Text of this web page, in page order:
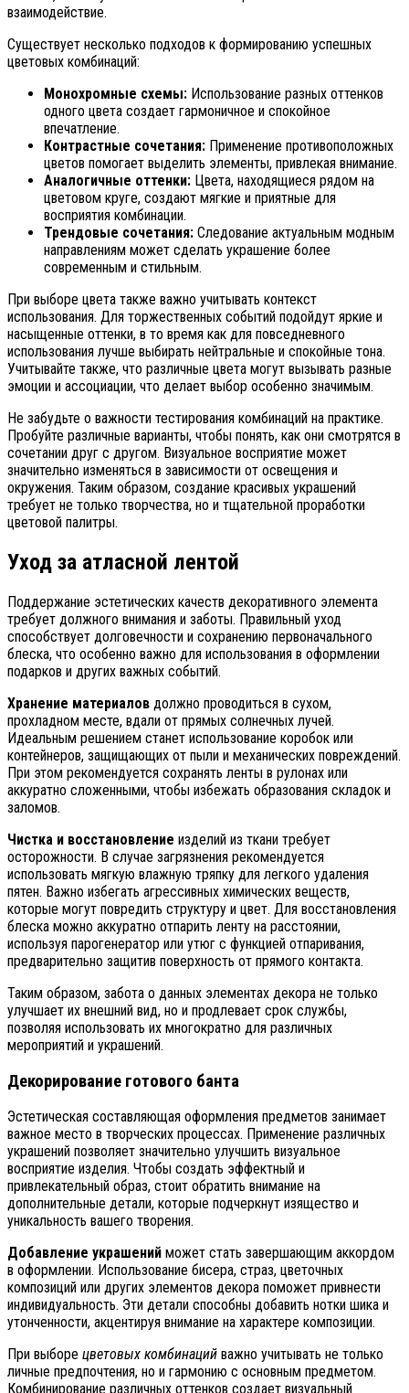
взаимодействие.
Существует несколько подходов к формированию успешных
цветовых комбинаций:
Монохромные схемы: Использование разных оттенков
одного цвета создает гармоничное и спокойное
впечатление.
Контрастные сочетания: Применение противоположных
цветов помогает выделить элементы, привлекая внимание.
Аналогичные оттенки: Цвета, находящиеся рядом на
цветовом круге, создают мягкие и приятные для
восприятия комбинации.
Трендовые сочетания: Следование актуальным модным
направлениям может сделать украшение более
современным и стильным.
При выборе цвета также важно учитывать контекст
использования. Для торжественных событий подойдут яркие и
насыщенные оттенки, в то время как для повседневного
использования лучше выбирать нейтральные и спокойные тона.
Учитывайте также, что различные цвета могут вызывать разные
эмоции и ассоциации, что делает выбор особенно значимым.
Не забудьте о важности тестирования комбинаций на практике.
Пробуйте различные варианты, чтобы понять, как они смотрятся в
сочетании друг с другом. Визуальное восприятие может
значительно изменяться в зависимости от освещения и
окружения. Таким образом, создание красивых украшений
требует не только творчества, но и тщательной проработки
цветовой палитры.
Уход за атласной лентой
Поддержание эстетических качеств декоративного элемента
требует должного внимания и заботы. Правильный уход
способствует долговечности и сохранению первоначального
блеска, что особенно важно для использования в оформлении
подарков и других важных событий.
Хранение материалов должно проводиться в сухом,
прохладном месте, вдали от прямых солнечных лучей.
Идеальным решением станет использование коробок или
контейнеров, защищающих от пыли и механических повреждений.
При этом рекомендуется сохранять ленты в рулонах или
аккуратно сложенными, чтобы избежать образования складок и
заломов.
Чистка и восстановление изделий из ткани требует
осторожности. В случае загрязнения рекомендуется
использовать мягкую влажную тряпку для легкого удаления
пятен. Важно избегать агрессивных химических веществ,
которые могут повредить структуру и цвет. Для восстановления
блеска можно аккуратно отпарить ленту на расстоянии,
используя парогенератор или утюг с функцией отпаривания,
предварительно защитив поверхность от прямого контакта.
Таким образом, забота о данных элементах декора не только
улучшает их внешний вид, но и продлевает срок службы,
позволяя использовать их многократно для различных
мероприятий и украшений.
Декорирование готового банта
Эстетическая составляющая оформления предметов занимает
важное место в творческих процессах. Применение различных
украшений позволяет значительно улучшить визуальное
восприятие изделия. Чтобы создать эффектный и
привлекательный образ, стоит обратить внимание на
дополнительные детали, которые подчеркнут изящество и
уникальность вашего творения.
Добавление украшений может стать завершающим аккордом
в оформлении. Использование бисера, страз, цветочных
композиций или других элементов декора поможет привнести
индивидуальность. Эти детали способны добавить нотки шика и
утонченности, акцентируя внимание на характере композиции.
При выборе цветовых комбинаций важно учитывать не только
личные предпочтения, но и гармонию с основным предметом.
Комбинирование различных оттенков создает визуальный